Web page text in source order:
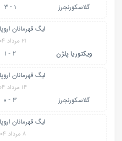
گلاسکورنجرز 1 - 3
لیگ قهرمانان
۲۱ مرداد ۱۴۰۴
ویکتوریا پلژن 2 - 1
لیگ قهرمانان
۱۴ مرداد ۱۴۰۴
گلاسکورنجرز 3 - 0
لیگ قهرمانان
۸ مرداد ۱۴۰۴